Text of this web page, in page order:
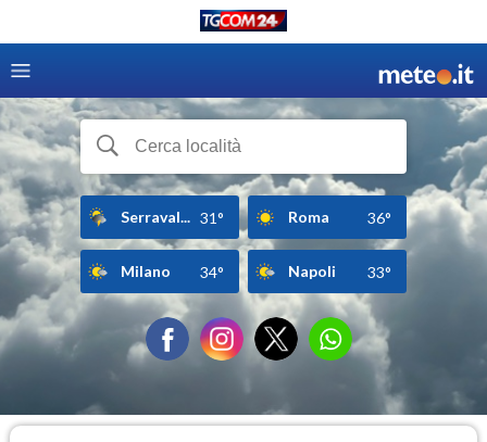
Serraval... 31° Roma 36°
Milano 34° Napoli 33°